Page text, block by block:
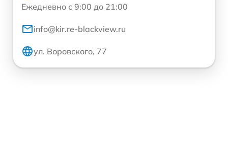
Ежедневно с 9:00 до 21:00
info@kir.re-blackview.ru
ул. Воровского, 77